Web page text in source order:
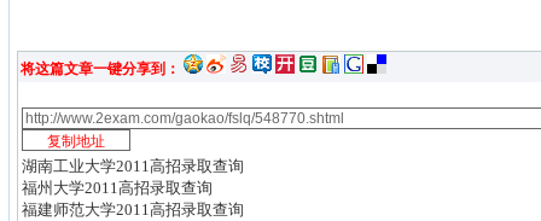
将这篇文章一键分享到：
湖南工业大学2011高招录取查询
福州大学2011高招录取查询
福建师范大学2011高招录取查询